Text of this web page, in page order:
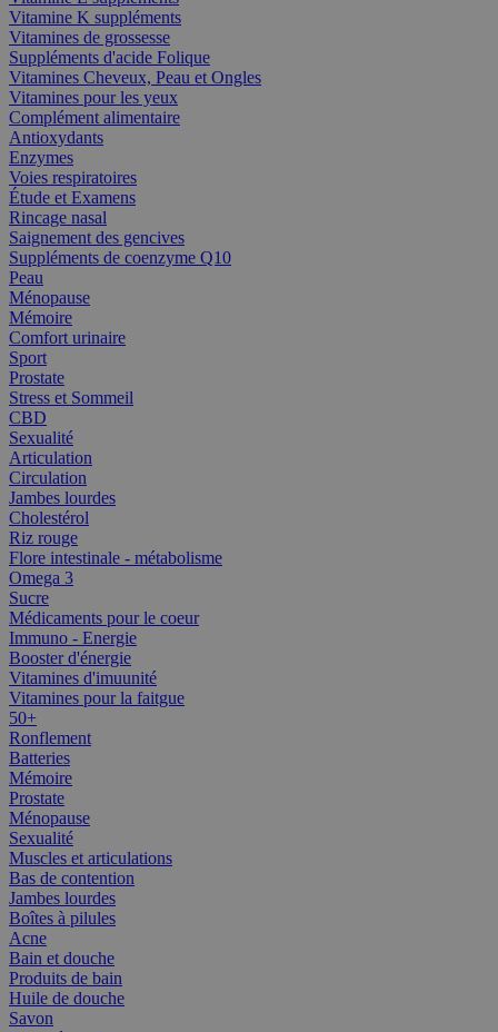
Vitamine K suppléments
Vitamines de grossesse
Suppléments d'acide Folique
Vitamines Cheveux, Peau et Ongles
Vitamines pour les yeux
Complément alimentaire
Antioxydants
Enzymes
Voies respiratoires
Étude et Examens
Rincage nasal
Saignement des gencives
Suppléments de coenzyme Q10
Peau
Ménopause
Mémoire
Comfort urinaire
Sport
Prostate
Stress et Sommeil
CBD
Sexualité
Articulation
Circulation
Jambes lourdes
Cholestérol
Riz rouge
Flore intestinale - métabolisme
Omega 3
Sucre
Médicaments pour le coeur
Immuno - Energie
Booster d'énergie
Vitamines d'imuunité
Vitamines pour la faitgue
50+
Ronflement
Batteries
Mémoire
Prostate
Ménopause
Sexualité
Muscles et articulations
Bas de contention
Jambes lourdes
Boîtes à pilules
Acne
Bain et douche
Produits de bain
Huile de douche
Savon